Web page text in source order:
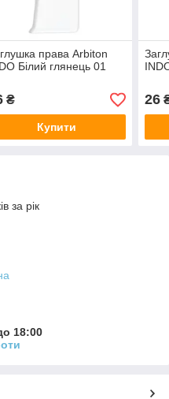
права Arbiton
Білий глянець 01
₴
Купити
26
за рік
18:00